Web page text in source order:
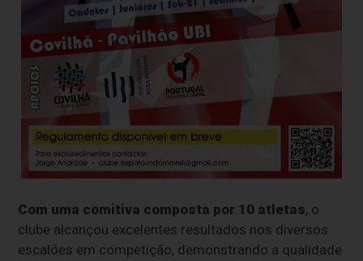
Com uma comitiva composta por 10 atletas, o
clube alcançou excelentes resultados nos diversos
escalões em competição, demonstrando a qualidade